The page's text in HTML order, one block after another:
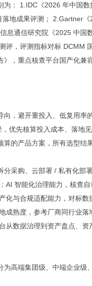
： 1.IDC《2026 年中国
地成果评测； 2.Gartner
息通信研究院《2025 中国
评，评测指标对标 DCMM
，重点核查平台国产化兼
，避开重投入、低复用率
优先核算投入成本、落地
的产品方案，所有选型结
采购、云部署 / 私有化部
智能化治理能力，核查
与合规适配能力，对标
熟度，参考厂商同行业
数据治理到资产盘点、
高端集团级、中端企业级